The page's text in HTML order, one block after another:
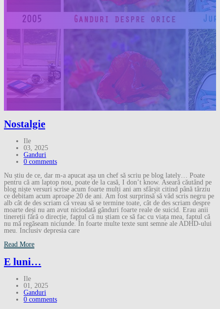
Nostalgie
Ile
03, 2025
Ganduri
0 comments
Nu știu de ce, dar m-a apucat așa un chef să scriu pe blog lately… Poate
pentru că am laptop nou, poate de la casă, I don’t know. Aseară căutând pe
blog niște versuri scrise acum foarte mulți ani am sfârșit citind până târziu
ce debitam acum aproape 20 de ani. Am fost surprinsă să văd scris negru pe
alb cât de des scriam că vreau să se termine toate, cât de des scriam despre
moarte deși nu am avut niciodată gânduri foarte reale de suicid. Erau anii
tinereții fără o direcție, faptul că nu știam ce să fac cu viața mea, faptul că
nu mă regăseam niciunde. În foarte multe texte sunt semne ale ADHD-ului
meu. Inclusiv depresia care
Read More
E luni…
Ile
01, 2025
Ganduri
0 comments